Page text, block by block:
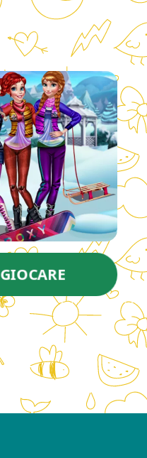
GIOCARE